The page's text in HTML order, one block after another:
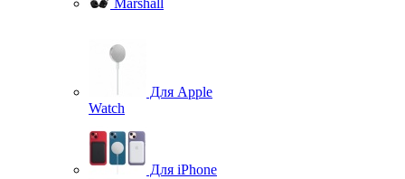
Marshall
Для Apple
Watch
Для iPhone